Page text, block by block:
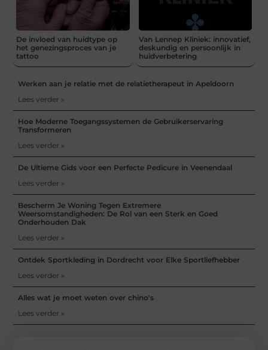
De invloed van huidtype op
het genezingsproces van je
tattoo
Van Lennep Kliniek: innovatief,
deskundig en persoonlijk in
huidverbetering
Werken aan je relatie met de relatietherapeut in Apeldoorn
Lees verder »
Hoe Moderne Toegangssystemen de Gebruikerservaring
Transformeren
Lees verder »
De Ultieme Gids voor een Perfecte Pedicure in Veenendaal
Lees verder »
Bescherm Je Woning Tegen Extremere
Weersomstandigheden: De Rol van een Sterk en Goed
Onderhouden Dak
Lees verder »
Ontdek Sportkleding in Dordrecht voor Elke Sportliefhebber
Lees verder »
Alles wat je moet weten over chino's
Lees verder »